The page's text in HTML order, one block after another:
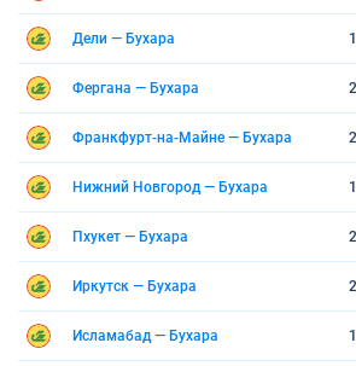
Дели — Бухара
Фергана — Бухара
Франкфурт-на-Майне — Бухара
Нижний Новгород — Бухара
Пхукет — Бухара
Иркутск — Бухара
Исламабад — Бухара